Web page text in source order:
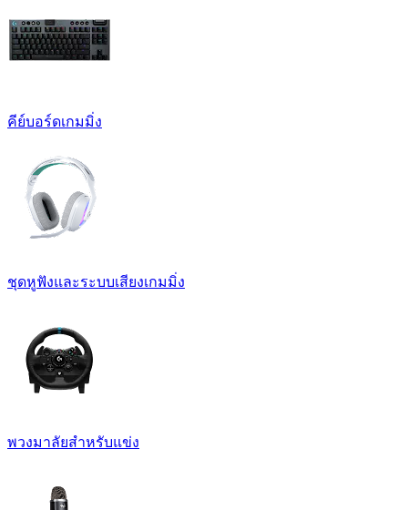
คีย์บอร์ดเกมมิ่ง
ชุดหูฟังและระบบเสียงเกมมิ่ง
พวงมาลัยสำหรับแข่ง